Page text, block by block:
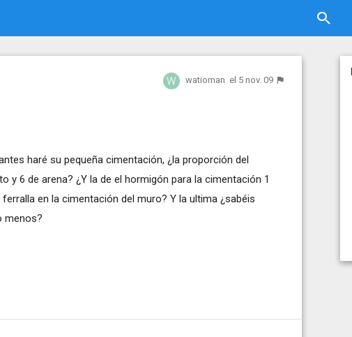
watioman el 5 nov. 09
haré su pequeña cimentación, ¿la proporción del
y 6 de arena? ¿Y la de el hormigón para la cimentación 1
en la cimentación del muro? Y la ultima ¿sabéis
menos?